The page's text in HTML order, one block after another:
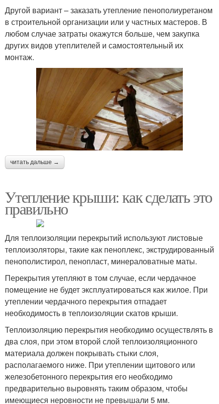
Другой вариант – заказать утепление пенополиуретаном
в строительной организации или у частных мастеров. В
любом случае затраты окажутся больше, чем закупка
других видов утеплителей и самостоятельный их
монтаж.
читать дальше →
Утепление крыши: как сделать это
правильно
Для теплоизоляции перекрытий используют листовые
теплоизоляторы, такие как пеноплекс, экструдированный
пенополистирол, пенопласт, минераловатные маты.
Перекрытия утепляют в том случае, если чердачное
помещение не будет эксплуатироваться как жилое. При
утеплении чердачного перекрытия отпадает
необходимость в теплоизоляции скатов крыши.
Теплоизоляцию перекрытия необходимо осуществлять в
два слоя, при этом второй слой теплоизоляционного
материала должен покрывать стыки слоя,
располагаемого ниже. При утеплении щитового или
железобетонного перекрытия его необходимо
предварительно выровнять таким образом, чтобы
имеющиеся неровности не превышали 5 мм.